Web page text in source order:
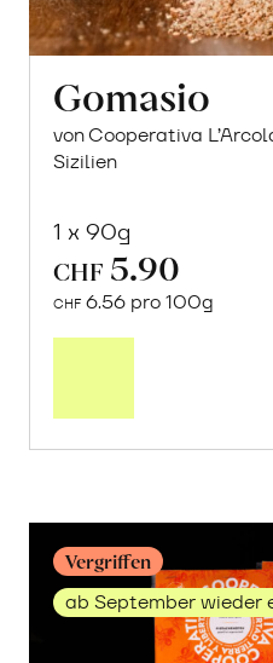
Gomasio
von Cooperativa
Sizilien
1 x 90g
CHF 5.90
CHF 6.56 pro 100g
Vergriffen
ab September wieder